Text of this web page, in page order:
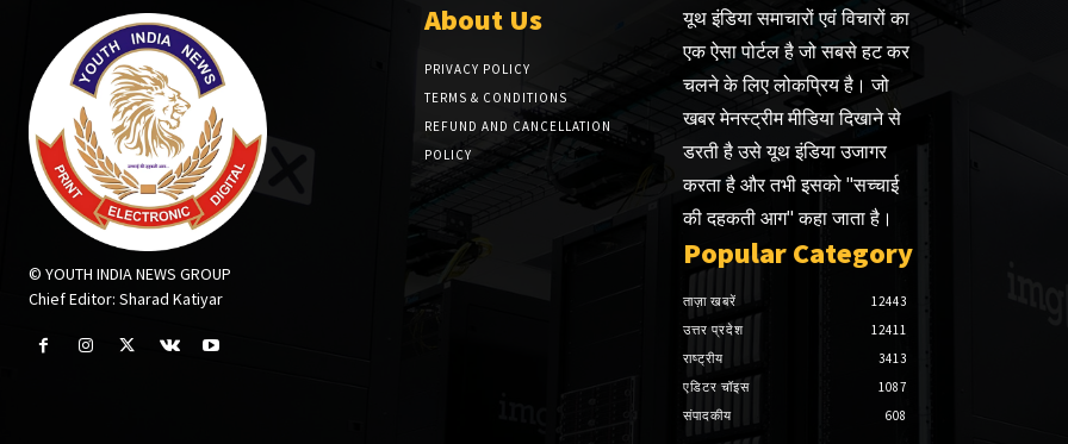
© YOUTH INDIA NEWS GROUP
Chief Editor: Sharad Katiyar
About Us
PRIVACY POLICY
TERMS & CONDITIONS
REFUND AND CANCELLATION
POLICY
यूथ इंडिया समाचारों एवं विचारों का
एक ऐसा पोर्टल है जो सबसे हट कर
चलने के लिए लोकप्रिय है। जो
खबर मेनस्ट्रीम मीडिया दिखाने से
डरती है उसे यूथ इंडिया उजागर
करता है और तभी इसको "सच्चाई
की दहकती आग" कहा जाता है।
Popular Category
ताज़ा खबरें
12443
उत्तर प्रदेश
12411
राष्ट्रीय
3413
एडिटर चॉइस
1087
संपादकीय
608